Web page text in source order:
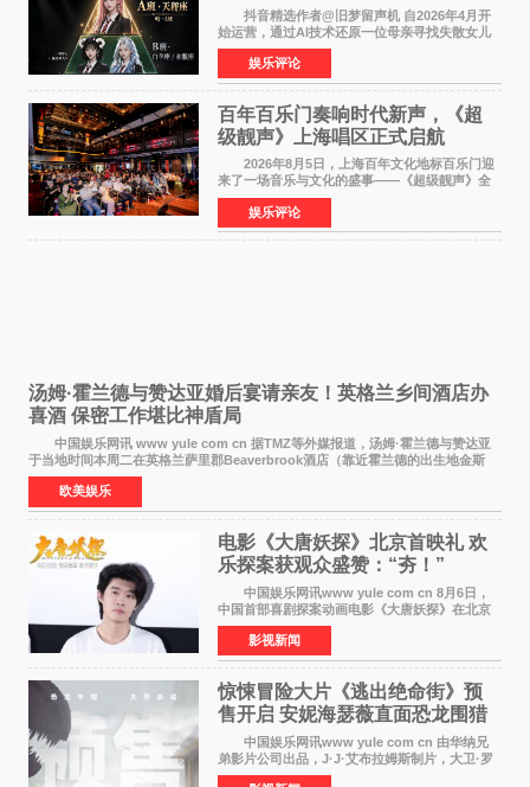
抖音精选作者@旧梦留声机 自2026年4月开
始运营，通过AI技术还原一位母亲寻找失散女儿
的故事，凭借强情感表达获得大量用户关注，发
布仅21小时便获得超1亿曝光、超1000万互动。
此后，账号持续沿
娱乐评论
百年百乐门奏响时代新声，《超
级靓声》上海唱区正式启航
2026年8月5日，上海百年文化地标百乐门迎
来了一场音乐与文化的盛事——《超级靓声》全
国励志音乐公益节目上海唱区新闻发布会暨启动
仪式在此隆重举行。各界领导、嘉宾与媒体朋友
齐聚一堂，共同
娱乐评论
汤姆·霍兰德与赞达亚婚后宴请亲友！英格兰乡间酒店办
喜酒 保密工作堪比神盾局
中国娱乐网讯 www yule com cn 据TMZ等外媒报道，汤姆·霍兰德与赞达亚
于当地时间本周二在英格兰萨里郡Beaverbrook酒店（靠近霍兰德的出生地金斯
顿）举办婚宴，邀请家人与朋友们喝喜酒，庆祝
欧美娱乐
电影《大唐妖探》北京首映礼 欢
乐探案获观众盛赞：“夯！”
中国娱乐网讯www yule com cn 8月6日，
中国首部喜剧探案动画电影《大唐妖探》在北京
举办电影首映礼。导演程腾、联合导演黄珉、总
制片人曹紫建、制片人李莹莹，配音导演张喆，
对白指导程寅，领
影视新闻
惊悚冒险大片《逃出绝命街》预
售开启 安妮海瑟薇直面恐龙围猎
中国娱乐网讯www yule com cn 由华纳兄
弟影片公司出品，J·J·艾布拉姆斯制片，大卫·罗
伯特·米切尔执导，好莱坞巨星安妮·海瑟薇和伊万